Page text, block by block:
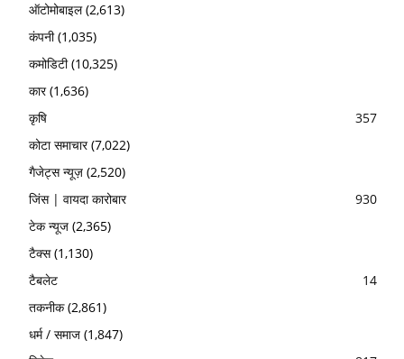
ऑटोमोबाइल(2,613)
कंपनी(1,035)
कमोडिटी(10,325)
कार(1,636)
कृषि
357
कोटा समाचार(7,022)
गैजेट्स न्यूज़ (2,520)
जिंस | वायदा कारोबार
930
टेक न्यूज (2,365)
टैक्स(1,130)
टैबलेट
14
तकनीक(2,861)
धर्म / समाज (1,847)